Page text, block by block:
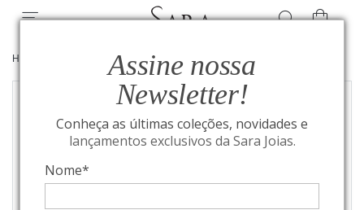
Assine nossa
Newsletter!
Conheça as últimas coleções, novidades e
lançamentos exclusivos da Sara Joias.
Nome*
HOME TAG HEUER/ F1 AUTOMÁTICO